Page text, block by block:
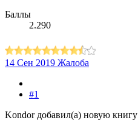
Баллы
2.290
14 Сен 2019 Жалоба
#1
Kondor добавил(а) новую книгу